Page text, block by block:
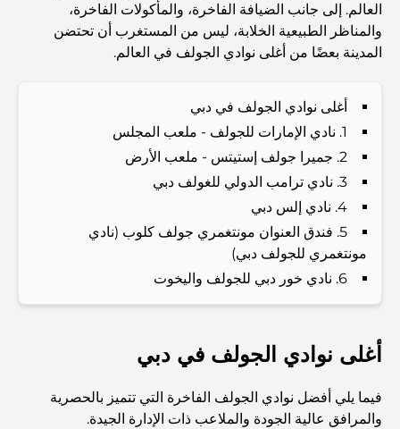
أفضل الهدايا الفاخرة للرجال: أفكار هدايا مميزة وخالدة
المدارس القريبة من نخلة جميرا: دليل شامل للعائلات
Dubai Vision 2040 - Green Living, Scenic Routes
and a Smarter Metro Network
أفضل المقاهي في دبي بإطلالة خلابة: مزيج مثالي من المذاق
الرائع والمناظر الطبيعية الساحرة
دليل شامل لأندية شاطئ نخلة جميرا لعام 2026
العالم. إلى جانب الضيافة الفاخرة، والمأكولات الفاخرة،
والمناظر الطبيعية الخلابة، ليس من المستغرب أن تحتضن
المدينة بعضًا من أغلى نوادي الجولف في العالم.
أغلى نوادي الجولف في دبي
1. نادي الإمارات للجولف - ملعب المجلس
2. جميرا جولف إستيتس - ملعب الأرض
3. نادي ترامب الدولي للغولف دبي
4. نادي إلس دبي
5. فندق العنوان مونتغمري جولف كلوب (نادي
مونتغمري للجولف دبي)
6. نادي خور دبي للجولف واليخوت
أغلى نوادي الجولف في دبي
فيما يلي أفضل نوادي الجولف الفاخرة التي تتميز بالحصرية
والمرافق عالية الجودة والملاعب ذات الإدارة الجيدة.